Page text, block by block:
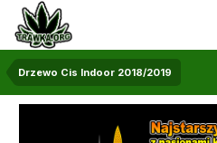
Drzewo Cis Indoor 2018/2019